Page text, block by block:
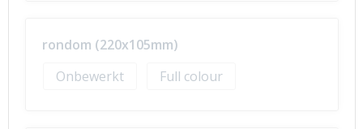
rondom (220x105mm)
Onbewerkt
Full colour